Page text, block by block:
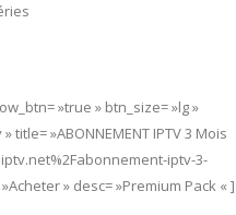
»true » btn_size= »lg »
»ABONNEMENT IPTV 3 Mois
iptv-3-
» desc= »Premium Pack « ]